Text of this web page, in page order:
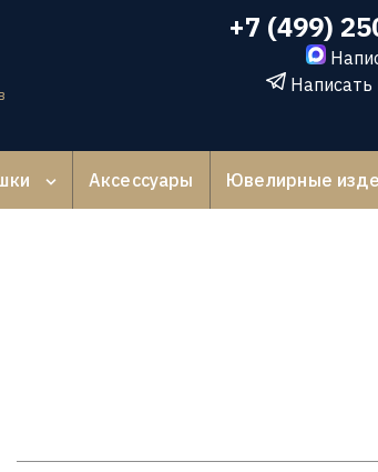
+7 (499)
Написать
Аксессуары Ювелирные